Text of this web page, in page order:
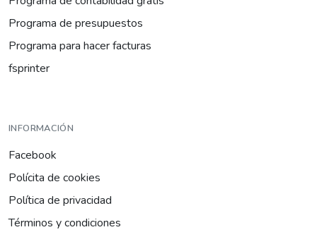
Programa de presupuestos
Programa para hacer facturas
fsprinter
INFORMACIÓN
Facebook
Polícita de cookies
Política de privacidad
Términos y condiciones